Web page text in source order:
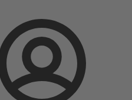
登
录
EtaLine Pro